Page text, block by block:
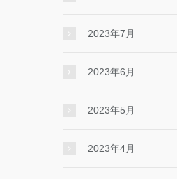
2023年7月
2023年6月
2023年5月
2023年4月